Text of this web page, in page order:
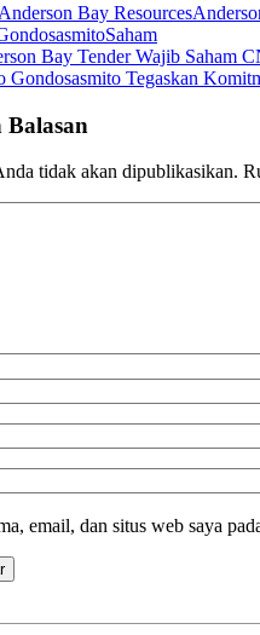
Anderson Bay Resources
Saham
Bay Tender Wajib Saham
Gondosasmito Tegaskan
tidak akan dipublikasikan.
email, dan situs web saya